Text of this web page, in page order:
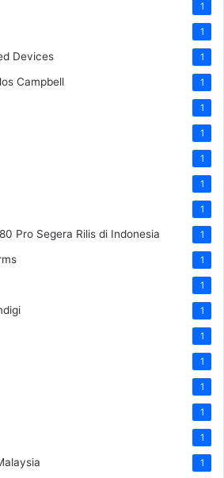
1
1
Devices 1
Campbell 1
1
1
1
1
1
Pro Segera Rilis di Indonesia 1
1
1
1
1
1
1
1
1
1